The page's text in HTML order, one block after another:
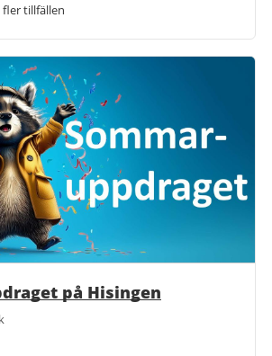
fler tillfällen
på Hisingen